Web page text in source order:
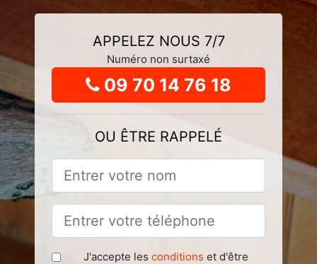
APPELEZ NOUS 7/7
Numéro non surtaxé
09 70 14 76 18
OU ÊTRE RAPPELÉ
J'accepte les conditions et d'être